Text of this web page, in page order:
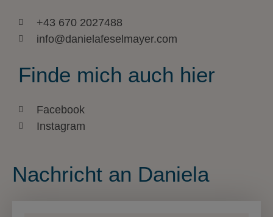
+43 670 2027488
info@danielafeselmayer.com
Finde mich auch hier
Facebook
Instagram
Nachricht an Daniela